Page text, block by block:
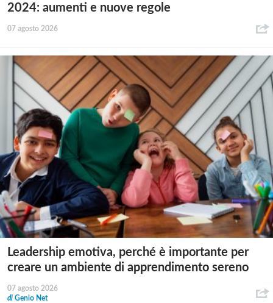
2024: aumenti e nuove regole
07 agosto 2026
Leadership emotiva, perché è importante per
creare un ambiente di apprendimento sereno
07 agosto 2026
di Genio Net